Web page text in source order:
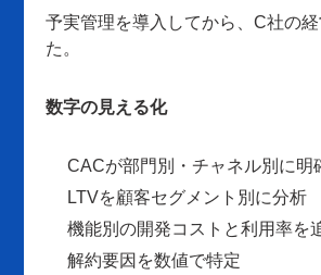
予実管理を導入してから、C社の
た。
数字の見える化
CACが部門別・チャネル別に明
LTVを顧客セグメント別に分析
機能別の開発コストと利用率を
解約要因を数値で特定